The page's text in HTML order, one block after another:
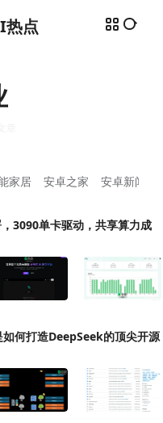
热点
家居 安卓之家 安卓新闻
3090单卡驱动，共享算力成
何打造DeepSeek的顶尖开源